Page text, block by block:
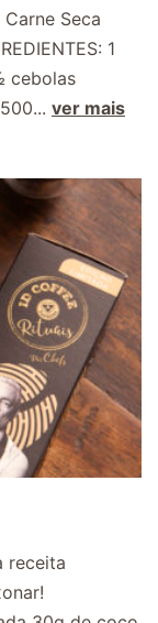
Seca
1
cebolas
ver mais
receita